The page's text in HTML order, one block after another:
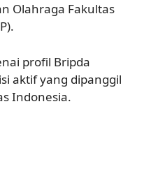
Olahraga Fakultas
profil Bripda
aktif yang dipanggil
Indonesia.